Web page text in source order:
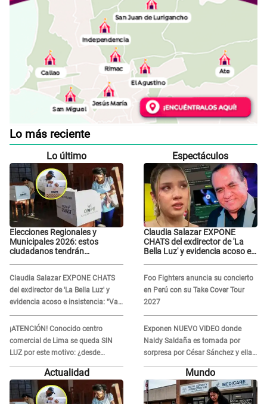
Lo más reciente
Lo último
Elecciones Regionales y
Municipales 2026: estos
ciudadanos tendrán
Claudia Salazar EXPONE CHATS
del exdirector de 'La Bella Luz' y
evidencia acoso e insistencia: "Vas
a estar conmigo, no pasa nada"
¡ATENCIÓN! Conocido centro
comercial de Lima se queda SIN
LUZ por este motivo: ¿desde
cuándo atenderá?
Espectáculos
Claudia Salazar EXPONE
CHATS del exdirector de 'La
Bella Luz' y evidencia acoso e
Foo Fighters anuncia su concierto
en Perú con su Take Cover Tour
2027
Exponen NUEVO VIDEO donde
Naldy Saldaña es tomada por
sorpresa por César Sánchez y ella
evidencia su REACCIÓN: Le agarró
Actualidad Mundo